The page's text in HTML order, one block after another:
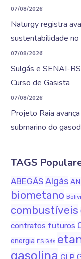
07/08/2026
Naturgy registra
sustentabilidade
07/08/2026
Sulgás e SENAI-
Curso de Gasista
07/08/2026
Projeto Raia
submarino do
TAGS
ABEGÁS Algás
biometano
combustíveis
contratos futuros
energia ES Gás
gasolina GLP